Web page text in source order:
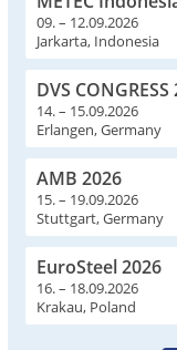
09. – 12.09.2026
Jarkarta, Indonesia
DVS CONGRESS
14. – 15.09.2026
Erlangen, Germany
AMB 2026
15. – 19.09.2026
Stuttgart, Germany
EuroSteel 2026
16. – 18.09.2026
Krakau, Poland